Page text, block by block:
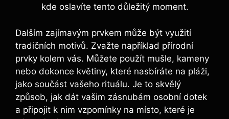
kde oslavíte tento důležitý moment.
Dalším zajímavým prvkem může být využití
tradičních motivů. Zvažte například přírodní
prvky kolem vás. Můžete použít mušle, kameny
nebo dokonce květiny, které nasbíráte na pláži,
jako součást vašeho rituálu. Je to skvělý
způsob, jak dát vašim zásnubám osobní dotek
a připojit k nim vzpomínky na místo, které je